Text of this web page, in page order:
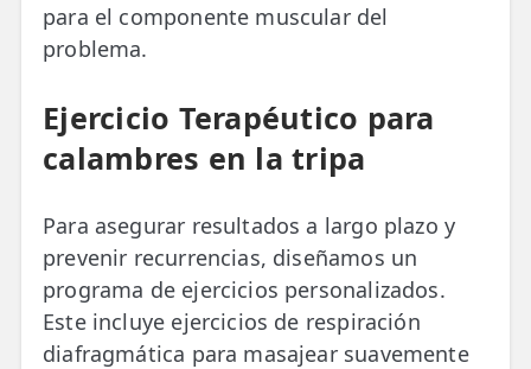
para el componente muscular del
problema.
Ejercicio Terapéutico para
calambres en la tripa
Para asegurar resultados a largo plazo y
prevenir recurrencias, diseñamos un
programa de ejercicios personalizados.
Este incluye ejercicios de respiración
diafragmática para masajear suavemente